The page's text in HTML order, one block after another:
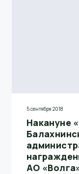
5 сентября 2018
Накануне
АО